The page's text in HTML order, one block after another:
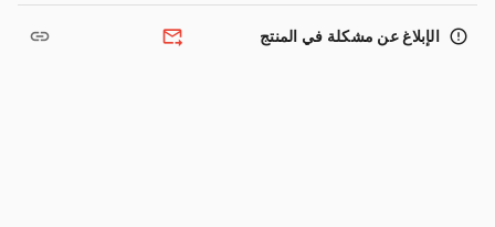
error_outline الإبلاغ عن مشكلة في المنتج forward_to_inbox
link